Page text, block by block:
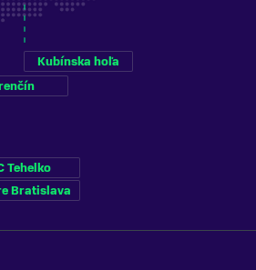
Tehelko
Bratislava
Kubínska hoľa